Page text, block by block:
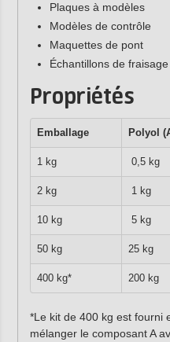
Plaques à modèles
Modèles de contrôle
Maquettes de pont
Échantillons de
Propriétés
Emballage Polyol
1 kg 0,5 kg
2 kg 1 kg
10 kg 5 kg
50 kg 25 kg
400 kg* 200 kg
*Le kit de 400 kg est fourni
mélanger le composant A